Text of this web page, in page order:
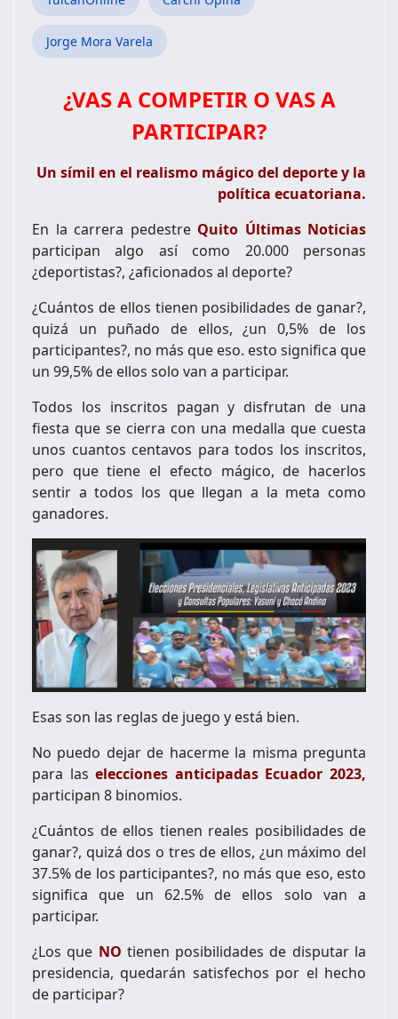
Jorge Mora Varela
¿VAS A COMPETIR O VAS A
PARTICIPAR?
Un símil en el realismo mágico del deporte y la
política ecuatoriana.
En la carrera pedestre Quito Últimas Noticias
participan algo así como 20.000 personas
¿deportistas?, ¿aficionados al deporte?
¿Cuántos de ellos tienen posibilidades de ganar?,
quizá un puñado de ellos, ¿un 0,5% de los
participantes?, no más que eso. esto significa que
un 99,5% de ellos solo van a participar.
Todos los inscritos pagan y disfrutan de una
fiesta que se cierra con una medalla que cuesta
unos cuantos centavos para todos los inscritos,
pero que tiene el efecto mágico, de hacerlos
sentir a todos los que llegan a la meta como
ganadores.
Esas son las reglas de juego y está bien.
No puedo dejar de hacerme la misma pregunta
para laselecciones anticipadas Ecuador 2023,
participan 8 binomios.
¿Cuántos de ellos tienen reales posibilidades de
ganar?, quizá dos o tres de ellos, ¿un máximo del
37.5% de los participantes?, no más que eso, esto
significa que un 62.5% de ellos solo van a
participar.
¿Los que NO tienen posibilidades de disputar la
presidencia, quedarán satisfechos por el hecho
de participar?